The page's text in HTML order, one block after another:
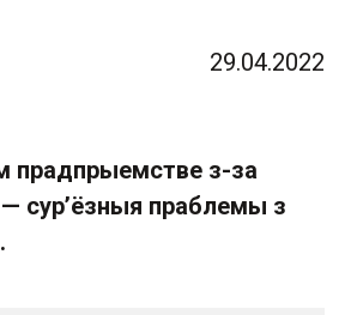
29.04.2022
прадпрыемстве з-за
сур’ёзныя праблемы з